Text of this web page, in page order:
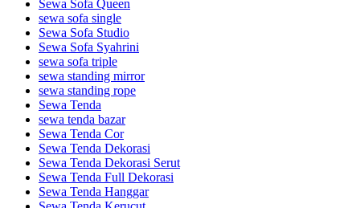
Sewa Sofa Queen
sewa sofa single
Sewa Sofa Studio
Sewa Sofa Syahrini
sewa sofa triple
sewa standing mirror
sewa standing rope
Sewa Tenda
sewa tenda bazar
Sewa Tenda Cor
Sewa Tenda Dekorasi
Sewa Tenda Dekorasi Serut
Sewa Tenda Full Dekorasi
Sewa Tenda Hanggar